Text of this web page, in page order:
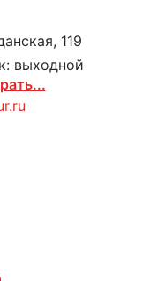
119
выходной